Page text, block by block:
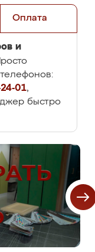
Оплата
и
01,
быстро